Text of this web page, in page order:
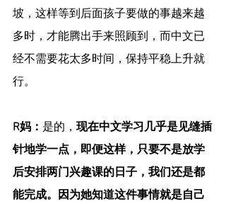
坡，这样等到后面孩子要做的事越来越
多时，才能腾出手来照顾到，而中文已
经不需要花太多时间，保持平稳上升就
行。
R妈： 是的， 现在中文学习几乎是见缝插
针地学一点，即便这样，只要不是放学
后安排两门兴趣课的日子，我们还是都
能完成。因为她知道这件事情就是自己